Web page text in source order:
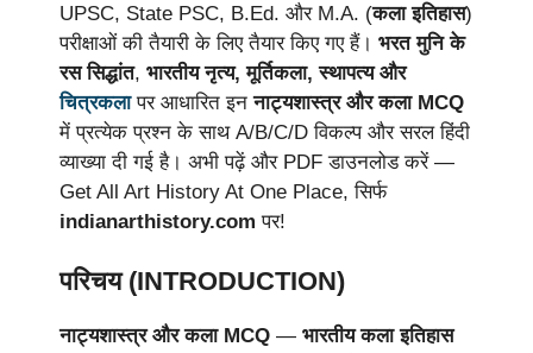
UPSC, State PSC, B.Ed. और M.A. (कला इतिहास)
परीक्षाओं की तैयारी के लिए तैयार किए गए हैं। भरत मुनि के
रस सिद्धांत, भारतीय नृत्य, मूर्तिकला, स्थापत्य और
चित्रकलापर आधारित इननाट्यशास्त्र और कला MCQ
में प्रत्येक प्रश्न के साथ A/B/C/D विकल्प और सरल हिंदी
व्याख्या दी गई है। अभी पढ़ें और PDF डाउनलोड करें —
Get All Art History At One Place, सिर्फ
indianarthistory.com पर!
परिचय (INTRODUCTION)
नाट्यशास्त्र और कला MCQ — भारतीय कला इतिहास